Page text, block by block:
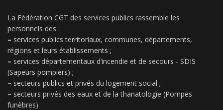
La Fédération CGT des services publics rassemble les
personnels des :
– services publics territoriaux, communes, départements,
régions et leurs établissements ;
– services départementaux d’incendie et de secours - SDIS
(Sapeurs pompiers) ;
– secteurs publics et privés du logement social ;
– secteurs privés des eaux et de la thanatologie (Pompes
funèbres)